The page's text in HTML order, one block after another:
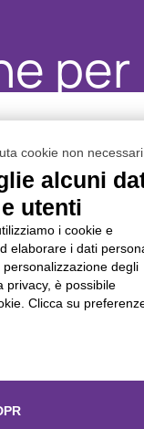
per
Italia dedicata
Scuola Lavoro. Il
e di tutti i
personale e
inserirsi un domani
delle Professioni.
cookie non
alcuni
utenti
i cookie e
elaborare i dati
degli
privacy, è possibile
Clicca su